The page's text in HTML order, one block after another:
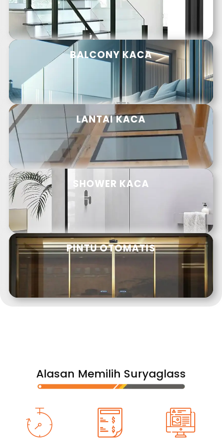
BALCONY KACA
LANTAI KACA
SHOWER KACA
PINTU OTOMATIS
Alasan Memilih Suryaglass